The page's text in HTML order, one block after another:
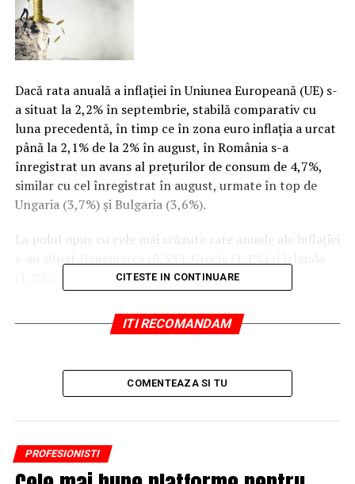
Dacă rata anuală a inflaţiei în Uniunea Europeană (UE) s-
a situat la 2,2% în septembrie, stabilă comparativ cu
luna precedentă, în timp ce în zona euro inflaţia a urcat
până la 2,1% de la 2% în august, în România s-a
înregistrat un avans al preţurilor de consum de 4,7%,
similar cu cel înregistrat în august, urmate în top de
Ungaria (3,7%) şi Bulgaria (3,6%).
La polul opus cu cele mai scăzute rate anuale ale inflaţiei
Comparativ cu situaţia din august 2018, rata anuală a
inflaţiei a scăzut în nouă state membre, a rămas stabilă
Cel mai semnificativ impact asupra creşterii anuale a
procentuale), urmate de preţurile la servicii (0,57
puncte procentuale) şi de cele la alimente, alcool şi
ţigări (0,51 puncte procentuale).
CITESTE IN CONTINUARE
ITI RECOMANDAM
COMENTEAZA SI TU
PROFESIONISTI